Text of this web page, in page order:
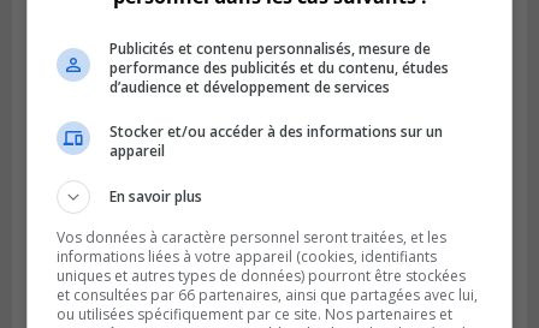
LONGUEUIL
Publicités et contenu personnalisés, mesure de
performance des publicités et du contenu, études
d’audience et développement de services
Stocker et/ou accéder à des informations sur un
appareil
En savoir plus
Vos données à caractère personnel seront traitées, et les
informations liées à votre appareil (cookies, identifiants
uniques et autres types de données) pourront être stockées
et consultées par 66 partenaires, ainsi que partagées avec lui,
ou utilisées spécifiquement par ce site. Nos partenaires et